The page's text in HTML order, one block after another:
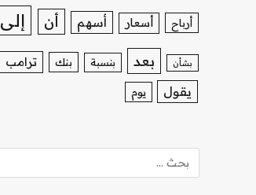
أرباح أسعار أسهم أن إلى
بشأن بعد بنسبة بنك ترامب
يقول يوم